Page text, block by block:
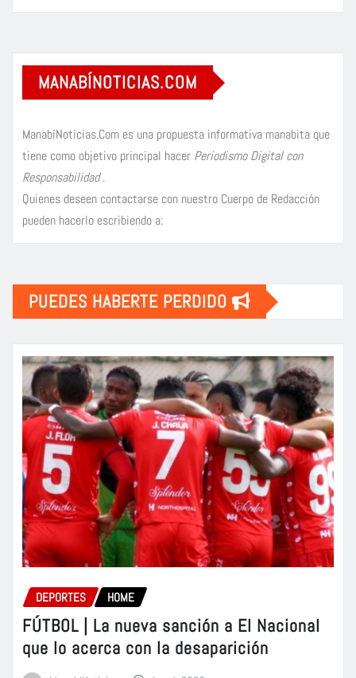
MANABÍNOTICIAS.COM
ManabíNoticias.Com es una propuesta informativa manabita que
tiene como objetivo principal hacer Periodismo Digital con
Responsabilidad.
Quienes deseen contactarse con nuestro Cuerpo de Redacción
pueden hacerlo escribiendo a:
PUEDES HABERTE PERDIDO
DEPORTES HOME
FÚTBOL | La nueva sanción a El Nacional
que lo acerca con la desaparición